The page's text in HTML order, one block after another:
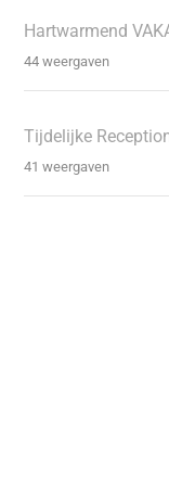
Hartwarmend
44 weergaven
Tijdelijke
41 weergaven